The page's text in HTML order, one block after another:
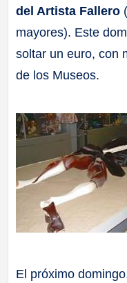
del Artista Fallero
mayores). Este
soltar un euro, con
de los Museos.
El próximo